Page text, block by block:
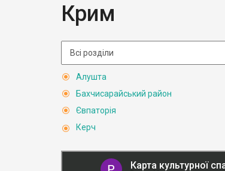
Крим
Алушта
Бахчисарайський район
Євпаторія
Керч